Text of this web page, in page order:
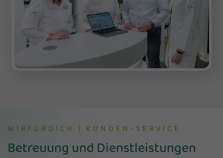
WIRFÜRDICH | KUNDEN-SERVICE
Betreuung und Dienstleistungen